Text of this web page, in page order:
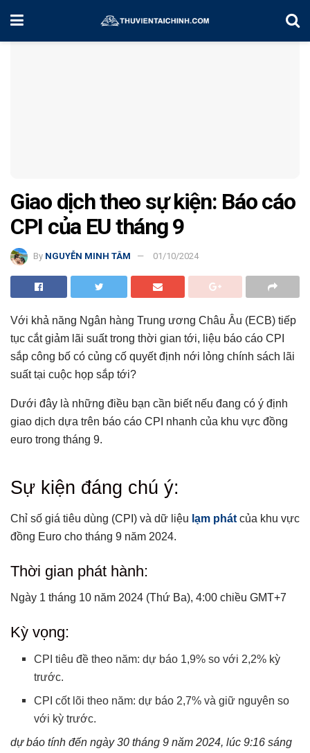
Home Chiến Lược Đầu Tư
Giao dịch theo sự kiện: Báo cáo
CPI của EU tháng 9
By NGUYỄN MINH TÂM 01/10/2024
Với khả năng Ngân hàng Trung ương Châu Âu (ECB) tiếp
tục cắt giảm lãi suất trong thời gian tới, liệu báo cáo CPI
sắp công bố có củng cố quyết định nới lỏng chính sách lãi
suất tại cuộc họp sắp tới?
Dưới đây là những điều bạn cần biết nếu đang có ý định
giao dịch dựa trên báo cáo CPI nhanh của khu vực đồng
euro trong tháng 9.
Sự kiện đáng chú ý:
Thời gian phát hành:
Kỳ vọng:
trường rủi ro lên EUR
gần đây nhất:
Xác suất tâm lý rủi ro:
Kịch bản đồng Euro
Có thể bạn chưa biết
Sự kiện đáng chú ý:
Chỉ số giá tiêu dùng (CPI) và dữ liệu lạm phát của khu vực
đồng Euro cho tháng 9 năm 2024.
Thời gian phát hành:
Ngày 1 tháng 10 năm 2024 (Thứ Ba), 4:00 chiều GMT+7
Kỳ vọng:
CPI tiêu đề theo năm: dự báo 1,9% so với 2,2% kỳ
trước.
CPI cốt lõi theo năm: dự báo 2,7% và giữ nguyên so
với kỳ trước.
dự báo tính đến ngày 30 tháng 9 năm 2024, lúc 9:16 sáng